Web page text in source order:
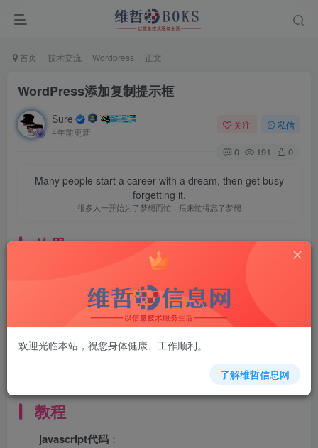
首页 技术交流 Wordpress 正文
WordPress添加复制提示框
Sure
4年前更新
关注 私信
0 191 0
Many people start a career with a dream, then get busy
forgetting it.
很多人一开始为了梦想而忙，后来忙得忘了梦想
效果
教程
javascript代码 ：
欢迎光临本站，祝您身体健康、工作顺利。
了解维哲信息网